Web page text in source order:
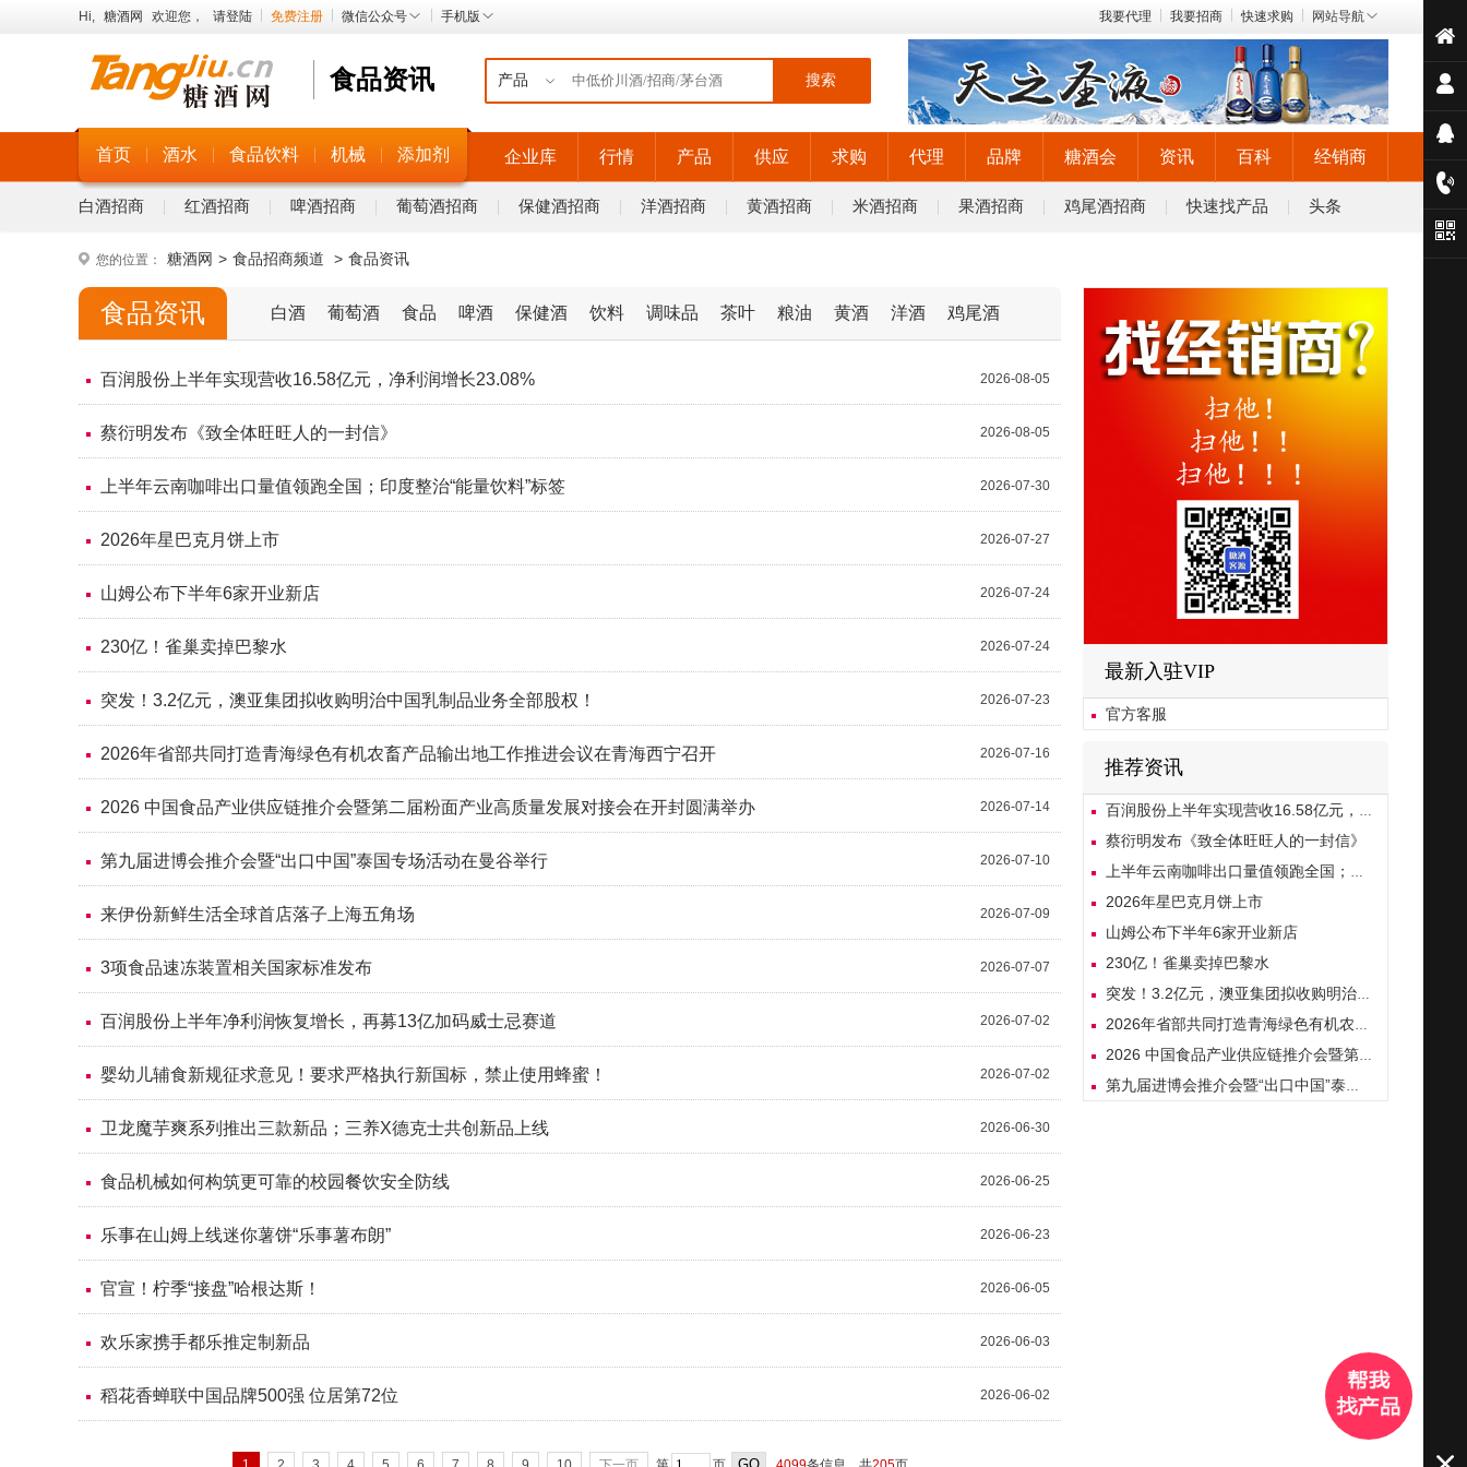
Hi, 糖酒网 欢迎您， 请登陆 免费注册 微信公众号 手机版 我要代理 我要招商 快速求购 网站导航
食品资讯 搜索
首页 酒水 食品饮料 机械 添加剂 企业库 行情 产品 供应 求购 代理 品牌 糖酒会 资讯 百科 经销商
白酒招商 红酒招商 啤酒招商 葡萄酒招商 保健酒招商 洋酒招商 黄酒招商 米酒招商 果酒招商 鸡尾酒招商 快速找产品 头条
您的位置： 糖酒网 > 食品招商频道 > 食品资讯
食品资讯 白酒 葡萄酒 食品 啤酒 保健酒 饮料 调味品 茶叶 粮油 黄酒 洋酒 鸡尾酒
百润股份上半年实现营收16.58亿元，净利润增长23.08% 2026-08-05
蔡衍明发布《致全体旺旺人的一封信》 2026-08-05
上半年云南咖啡出口量值领跑全国；印度整治“能量饮料”标签 2026-07-30
2026年星巴克月饼上市 2026-07-27
山姆公布下半年6家开业新店 2026-07-24
230亿！雀巢卖掉巴黎水 2026-07-24
突发！3.2亿元，澳亚集团拟收购明治中国乳制品业务全部股权！ 2026-07-23
2026年省部共同打造青海绿色有机农畜产品输出地工作推进会议在青海西宁召开 2026-07-16
2026 中国食品产业供应链推介会暨第二届粉面产业高质量发展对接会在开封圆满举办 2026-07-14
第九届进博会推介会暨“出口中国”泰国专场活动在曼谷举行 2026-07-10
来伊份新鲜生活全球首店落子上海五角场 2026-07-09
3项食品速冻装置相关国家标准发布 2026-07-07
百润股份上半年净利润恢复增长，再募13亿加码威士忌赛道 2026-07-02
婴幼儿辅食新规征求意见！要求严格执行新国标，禁止使用蜂蜜！ 2026-07-02
卫龙魔芋爽系列推出三款新品；三养X德克士共创新品上线 2026-06-30
食品机械如何构筑更可靠的校园餐饮安全防线 2026-06-25
乐事在山姆上线迷你薯饼“乐事薯布朗” 2026-06-23
官宣！柠季“接盘”哈根达斯！ 2026-06-05
欢乐家携手都乐推定制新品 2026-06-03
稻花香蝉联中国品牌500强 位居第72位 2026-06-02
最新入驻VIP
官方客服
推荐资讯
百润股份上半年实现营收16.58亿元，净利润增长23.08%
蔡衍明发布《致全体旺旺人的一封信》
上半年云南咖啡出口量值领跑全国；印度整治“能量饮料”标签
2026年星巴克月饼上市
山姆公布下半年6家开业新店
230亿！雀巢卖掉巴黎水
突发！3.2亿元，澳亚集团拟收购明治中国乳制品业务全部股权！
2026年省部共同打造青海绿色有机农畜产品输出地工作推进会议在青海西宁召开
2026 中国食品产业供应链推介会暨第二届粉面产业高质量发展对接会在开封圆满举办
第九届进博会推介会暨“出口中国”泰国专场活动在曼谷举行